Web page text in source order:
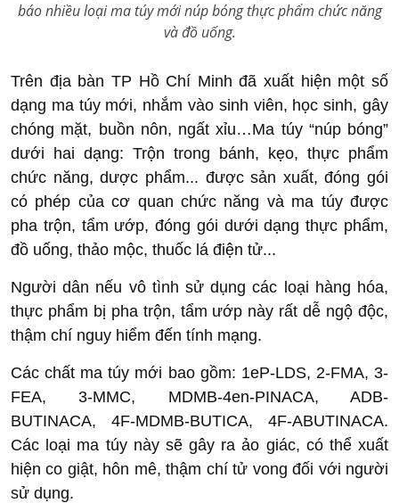
báo nhiều loại ma túy mới núp bóng thực phẩm chức năng
và đồ uống.
Trên địa bàn TP Hồ Chí Minh đã xuất hiện một số
dạng ma túy mới, nhắm vào sinh viên, học sinh, gây
chóng mặt, buồn nôn, ngất xỉu…Ma túy “núp bóng”
dưới hai dạng: Trộn trong bánh, kẹo, thực phẩm
chức năng, dược phẩm... được sản xuất, đóng gói
có phép của cơ quan chức năng và ma túy được
pha trộn, tẩm ướp, đóng gói dưới dạng thực phẩm,
đồ uống, thảo mộc, thuốc lá điện tử...
Người dân nếu vô tình sử dụng các loại hàng hóa,
thực phẩm bị pha trộn, tẩm ướp này rất dễ ngộ độc,
thậm chí nguy hiểm đến tính mạng.
Các chất ma túy mới bao gồm: 1eP-LDS, 2-FMA, 3-
FEA, 3-MMC, MDMB-4en-PINACA, ADB-
BUTINACA, 4F-MDMB-BUTICA, 4F-ABUTINACA.
Các loại ma túy này sẽ gây ra ảo giác, có thể xuất
hiện co giật, hôn mê, thậm chí tử vong đối với người
sử dụng.